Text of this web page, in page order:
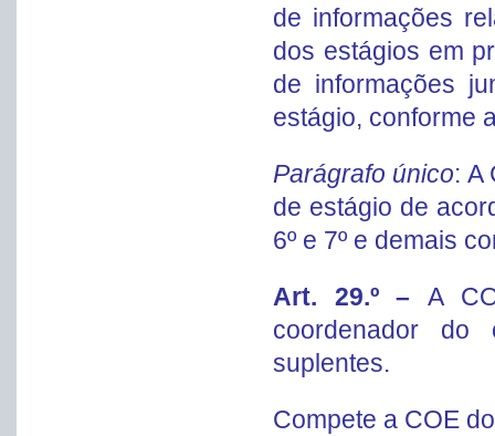
de informações
dos estágios em
de informações
estágio, conforme
Parágrafo único: A
de estágio de
6º e 7º e demais
Art. 29.º –A
coordenador do
suplentes.
Compete a COE